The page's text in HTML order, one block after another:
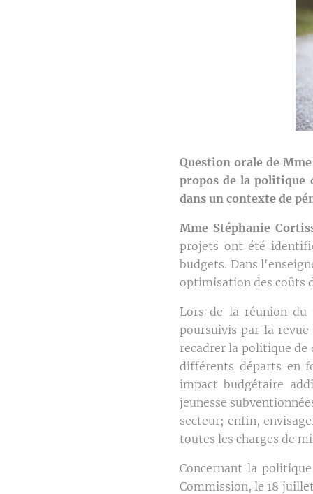
Question orale de
propos de la politique
dans un contexte de
Mme Stéphanie
projets ont été
budgets. Dans
optimisation des coûts
Lors de la réunion du
poursuivis par la
recadrer la politique de
différents départs en
impact budgétaire
jeunesse
secteur; enfin,
toutes les charges de
Concernant la
Commission, le 18